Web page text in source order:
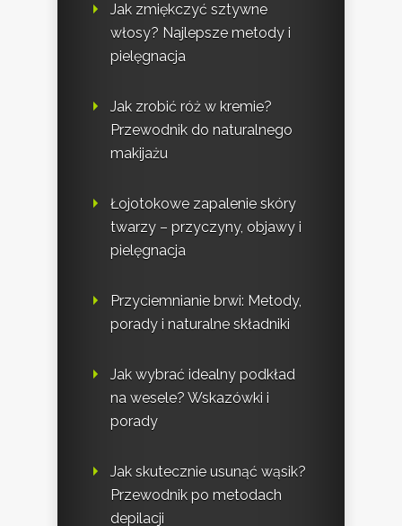
Jak zmiękczyć sztywne
włosy? Najlepsze metody i
pielęgnacja
Jak zrobić róż w kremie?
Przewodnik do naturalnego
makijażu
Łojotokowe zapalenie skóry
twarzy – przyczyny, objawy i
pielęgnacja
Przyciemnianie brwi: Metody,
porady i naturalne składniki
Jak wybrać idealny podkład
na wesele? Wskazówki i
porady
Jak skutecznie usunąć wąsik?
Przewodnik po metodach
depilacji